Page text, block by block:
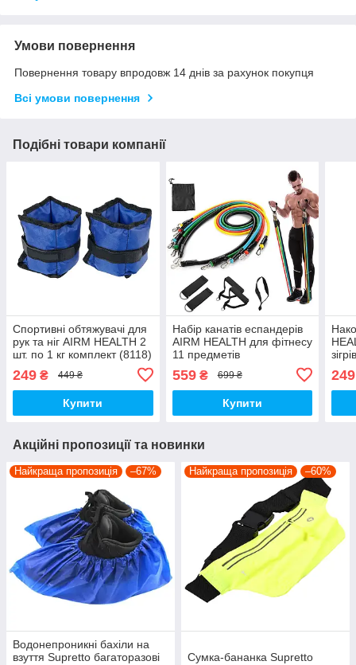
Умови повернення
Повернення товару впродовж 14 днів за рахунок покупця
Всі умови повернення
Подібні товари компанії
Спортивні обтяжувачі для
рук та ніг AIRM HEALTH 2
шт. по 1 кг комплект (8118)
249 ₴ 449 ₴
Купити
Набір канатів еспандерів
AIRM HEALTH для фітнесу
11 предметів
559₴ 699 ₴
Купити
249
Акційні пропозиції та новинки
Найкраща пропозиція –67%
Водонепроникні бахіли на
взуття Supretto багаторазові
Найкраща пропозиція –60%
Сумка-бананка Supretto